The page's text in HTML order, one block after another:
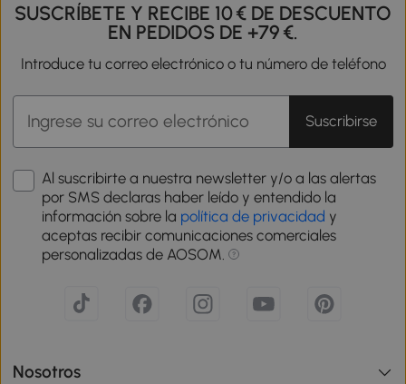
SUSCRÍBETE Y RECIBE 10 € DE DESCUENTO
EN PEDIDOS DE +79 €.
Introduce tu correo electrónico o tu número de teléfono
Suscribirse
Al suscribirte a nuestra newsletter y/o a las alertas
por SMS declaras haber leído y entendido la
información sobre la política de privacidad y
aceptas recibir comunicaciones comerciales
personalizadas de AOSOM.
Nosotros